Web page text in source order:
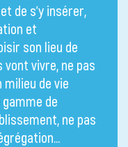
de s’y insérer,
et
son lieu de
vont vivre, ne pas
milieu de vie
de
ne pas